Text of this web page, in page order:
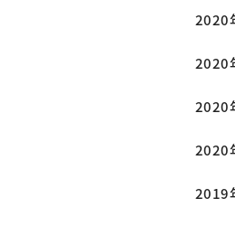
2020
2020
2020
2020
2019